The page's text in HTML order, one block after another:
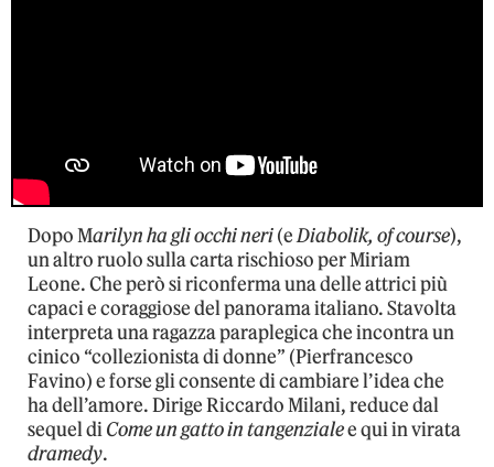
Dopo Marilyn ha gli occhi neri(eDiabolik, of course),
un altro ruolo sulla carta rischioso per Miriam
Leone. Che però si riconferma una delle attrici più
capaci e coraggiose del panorama italiano. Stavolta
interpreta una ragazza paraplegica che incontra un
cinico “collezionista di donne” (Pierfrancesco
Favino) e forse gli consente di cambiare l’idea che
ha dell’amore. Dirige Riccardo Milani, reduce dal
sequel diCome un gatto in tangenzialee qui in virata
dramedy.